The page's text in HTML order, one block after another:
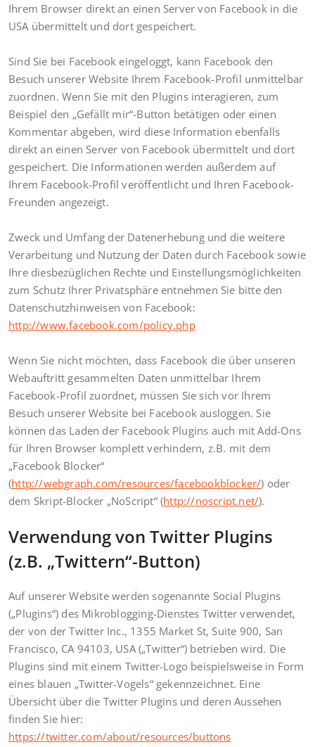
Ihrem Browser direkt an einen Server von Facebook in die
USA übermittelt und dort gespeichert.
Sind Sie bei Facebook eingeloggt, kann Facebook den
Besuch unserer Website Ihrem Facebook-Profil unmittelbar
zuordnen. Wenn Sie mit den Plugins interagieren, zum
Beispiel den „Gefällt mir“-Button betätigen oder einen
Kommentar abgeben, wird diese Information ebenfalls
direkt an einen Server von Facebook übermittelt und dort
gespeichert. Die Informationen werden außerdem auf
Ihrem Facebook-Profil veröffentlicht und Ihren Facebook-
Freunden angezeigt.
Zweck und Umfang der Datenerhebung und die weitere
Verarbeitung und Nutzung der Daten durch Facebook sowie
Ihre diesbezüglichen Rechte und Einstellungsmöglichkeiten
zum Schutz Ihrer Privatsphäre entnehmen Sie bitte den
Datenschutzhinweisen von Facebook:
http://www.facebook.com/policy.php
Wenn Sie nicht möchten, dass Facebook die über unseren
Webauftritt gesammelten Daten unmittelbar Ihrem
Facebook-Profil zuordnet, müssen Sie sich vor Ihrem
Besuch unserer Website bei Facebook ausloggen. Sie
können das Laden der Facebook Plugins auch mit Add-Ons
für Ihren Browser komplett verhindern, z.B. mit dem
„Facebook Blocker“
(http://webgraph.com/resources/facebookblocker/) oder
dem Skript-Blocker „NoScript“ (http://noscript.net/).
Verwendung von Twitter Plugins
(z.B. „Twittern“-Button)
Auf unserer Website werden sogenannte Social Plugins
(„Plugins“) des Mikroblogging-Dienstes Twitter verwendet,
der von der Twitter Inc., 1355 Market St, Suite 900, San
Francisco, CA 94103, USA („Twitter“) betrieben wird. Die
Plugins sind mit einem Twitter-Logo beispielsweise in Form
eines blauen „Twitter-Vogels“ gekennzeichnet. Eine
Übersicht über die Twitter Plugins und deren Aussehen
finden Sie hier:
https://twitter.com/about/resources/buttons